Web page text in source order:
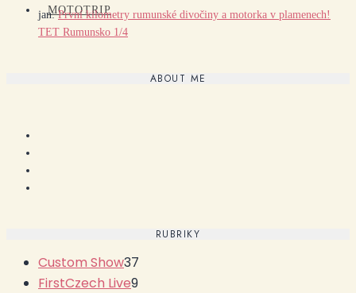
MOTOTRIP
jan:První kilometry rumunské divočiny a motorka v plamenech!
TET Rumunsko 1/4
ABOUT ME
RUBRIKY
Custom Show37
FirstCzech Live9